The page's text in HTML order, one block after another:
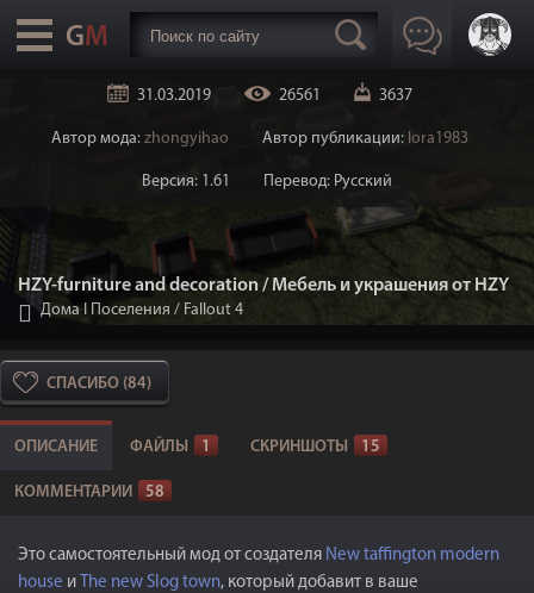
31.03.2019 26561 3637
Автор мода: zhongyihao Автор публикации: lora1983
Версия: 1.61 Перевод: Русский
HZY-furniture and decoration / Мебель и украшения от HZY
Дома I Поселения / Fallout 4
СПАСИБО (84)
ОПИСАНИЕ ФАЙЛЫ 1 СКРИНШОТЫ 15
КОММЕНТАРИИ 58
Это самостоятельный мод от создателя New taffington modern
house и The new Slog town, который добавит в ваше